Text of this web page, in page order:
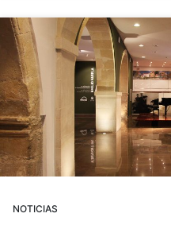
NOTICIAS